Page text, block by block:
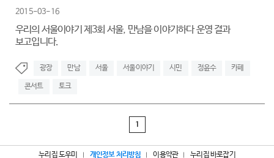
2015-03-16
우리의 서울이야기 제3회 서울, 만남을 이야기하다 운영 결과
보고입니다.
광장 만남 서울 서울이야기 시민 정윤수 카페
콘서트 토크
1
누리집 도우미 개인정보 처리방침 이용약관 누리집 바로잡기